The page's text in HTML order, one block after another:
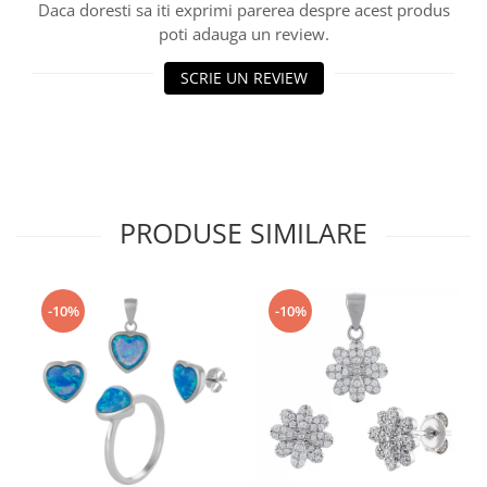
Daca doresti sa iti exprimi parerea despre acest produs
poti adauga un review.
SCRIE UN REVIEW
PRODUSE SIMILARE
-10% -10%